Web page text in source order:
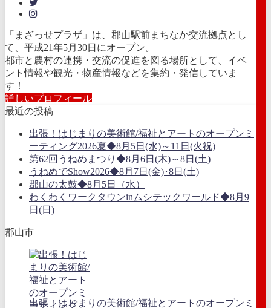
「まざっせプラザ」は、郡山駅前まちなか交流拠点とし
て、平成21年5月30日にオープン。
都市と農村の連携・交流の促進を図る場所として、イベ
ント情報や観光・物産情報などを集約・発信していま
す！
詳しいプロフィール
最近の投稿
出張！はじまりの美術館/福祉とアートのオープンミ
ーティング2026夏◆8月5日(水)～11日(火祝)
第62回うねめまつり◆8月6日(木)～8日(土)
うねめでShow2026◆8月7日(金)･8日(土)
郡山の太鼓◆8月5日（水）
わくわくワークタウンinムシテックワールド◆8月9
日(日)
郡山市
出張！はじまりの美術館/福祉とアートのオープンミ